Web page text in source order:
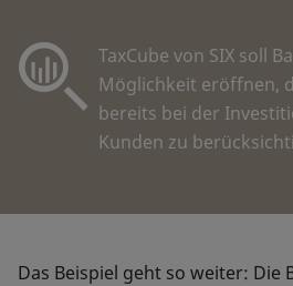
TaxCube von SIX soll
Möglichkeit eröffnen,
bereits bei der
Kunden zu
Das Beispiel geht so weiter: Die